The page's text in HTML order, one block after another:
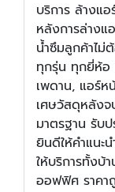
บริการ ล้างแ
หลังการล่างแ
น้ำซึมลูกค้าไม่
ทุกรุ่น ทุกยี่ห้อ
เพดาน, แอร์ห
เศษวัสดุหลัง
มาตรฐาน รับ
ยินดีให้คำแนะ
ให้บริการทั้งบ้
ออฟฟิศ ราคา